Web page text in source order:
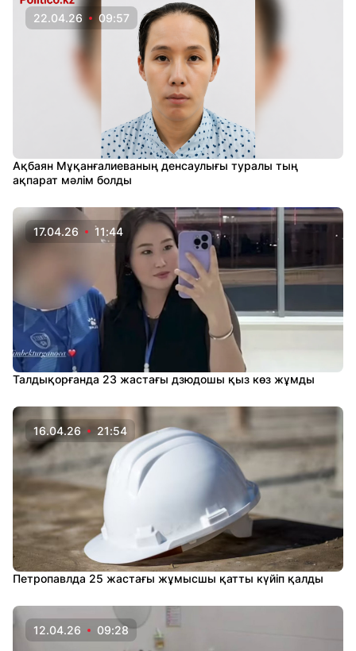
22.04.26 09:57
Ақбаян Мұқанғалиеваның денсаулығы туралы тың
ақпарат мәлім болды
17.04.26 11:44
Талдықорғанда 23 жастағы дзюдошы қыз көз жұмды
16.04.26 21:54
Петропавлда 25 жастағы жұмысшы қатты күйіп қалды
12.04.26 09:28